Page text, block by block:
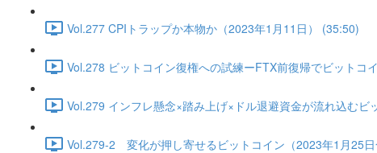
Vol.277 CPIトラップか本物か（2023年1月11日） (35:50)
Vol.278 ビットコイン復権への試練ーFTX前復帰でビットコ
Vol.279 インフレ懸念×踏み上げ×ドル退避資金が流れ込む
Vol.279-2 変化が押し寄せるビットコイン（2023年1月25